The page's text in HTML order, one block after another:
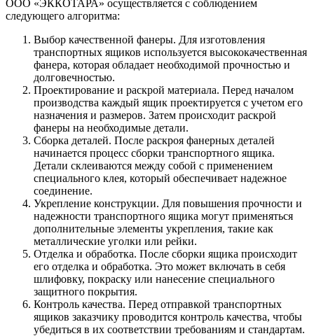
ООО «ЭККОТАРА» осуществляется с соблюдением
следующего алгоритма:
Выбор качественной фанеры. Для изготовления
транспортных ящиков используется высококачественная
фанера, которая обладает необходимой прочностью и
долговечностью.
Проектирование и раскрой материала. Перед началом
производства каждый ящик проектируется с учетом его
назначения и размеров. Затем происходит раскрой
фанеры на необходимые детали.
Сборка деталей. После раскроя фанерных деталей
начинается процесс сборки транспортного ящика.
Детали склеиваются между собой с применением
специального клея, который обеспечивает надежное
соединение.
Укрепление конструкции. Для повышения прочности и
надежности транспортного ящика могут применяться
дополнительные элементы укрепления, такие как
металлические уголки или рейки.
Отделка и обработка. После сборки ящика происходит
его отделка и обработка. Это может включать в себя
шлифовку, покраску или нанесение специального
защитного покрытия.
Контроль качества. Перед отправкой транспортных
ящиков заказчику проводится контроль качества, чтобы
убедиться в их соответствии требованиям и стандартам.